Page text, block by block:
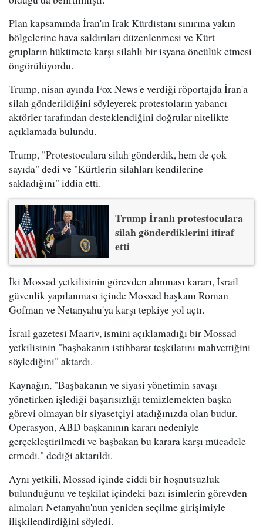
Plan kapsamında İran'ın Irak Kürdistanı sınırına yakın
bölgelerine hava saldırıları düzenlenmesi ve Kürt
grupların hükümete karşı silahlı bir isyana öncülük etmesi
öngörülüyordu.
Trump, nisan ayında Fox News'e verdiği röportajda İran'a
silah gönderildiğini söyleyerek protestoların yabancı
aktörler tarafından desteklendiğini doğrular nitelikte
açıklamada bulundu.
Trump, "Protestoculara silah gönderdik, hem de çok
sayıda" dedi ve "Kürtlerin silahları kendilerine
sakladığını" iddia etti.
Trump İranlı protestoculara
silah gönderdiklerini itiraf
etti
İki Mossad yetkilisinin görevden alınması kararı, İsrail
güvenlik yapılanması içinde Mossad başkanı Roman
Gofman ve Netanyahu'ya karşı tepkiye yol açtı.
İsrail gazetesi Maariv, ismini açıklamadığı bir Mossad
yetkilisinin "başbakanın istihbarat teşkilatını mahvettiğini
söylediğini" aktardı.
Kaynağın, "Başbakanın ve siyasi yönetimin savaşı
yönetirken işlediği başarısızlığı temizlemekten başka
görevi olmayan bir siyasetçiyi atadığınızda olan budur.
Operasyon, ABD başkanının kararı nedeniyle
gerçekleştirilmedi ve başbakan bu karara karşı mücadele
etmedi." dediği aktarıldı.
Aynı yetkili, Mossad içinde ciddi bir hoşnutsuzluk
bulunduğunu ve teşkilat içindeki bazı isimlerin görevden
almaları Netanyahu'nun yeniden seçilme girişimiyle
ilişkilendirdiğini söyledi.